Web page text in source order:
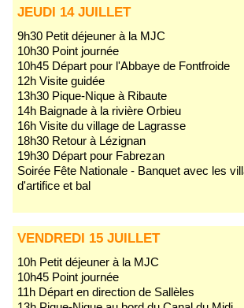
JEUDI 14 JUILLET
9h30 Petit déjeuner à la MJC
10h30 Point journée
10h45 Départ pour l'Abbaye de Fontfroide
12h Visite guidée
13h30 Pique-Nique à Ribaute
14h Baignade à la rivière Orbieu
16h Visite du village de Lagrasse
18h30 Retour à Lézignan
19h30 Départ pour Fabrezan
Soirée Fête Nationale - Banquet avec les
d'artifice et bal
VENDREDI 15 JUILLET
10h Petit déjeuner à la MJC
10h45 Point journée
11h Départ en direction de Sallèles